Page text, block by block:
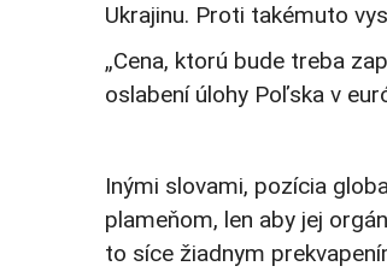
Ukrajinu. Proti takémuto
„Cena, ktorú bude treba
oslabení úlohy Poľska v
Inými slovami, pozícia
plameňom, len aby jej
to síce žiadnym